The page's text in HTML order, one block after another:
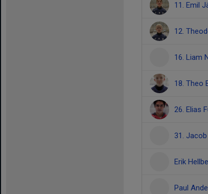
11. Emil
12.
16. Liam
18. Theo
26. Elias
31.
Erik
Paul